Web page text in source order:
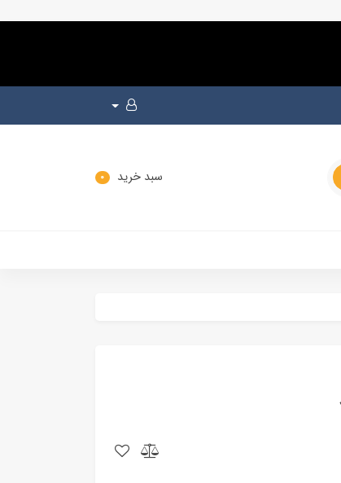
سبد خرید 0